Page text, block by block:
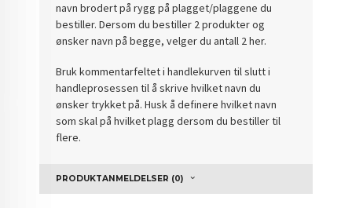
navn brodert på rygg på plagget/plaggene du
bestiller. Dersom du bestiller 2 produkter og
ønsker navn på begge, velger du antall 2 her.
Bruk kommentarfeltet i handlekurven til slutt i
handleprosessen til å skrive hvilket navn du
ønsker trykket på. Husk å definere hvilket navn
som skal på hvilket plagg dersom du bestiller til
flere.
PRODUKTANMELDELSER (0)